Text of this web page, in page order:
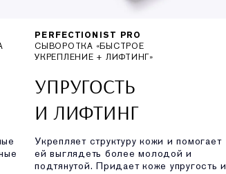
PERFECTIONIST PRO
СЫВОРОТКА «БЫСТРОЕ
УКРЕПЛЕНИЕ + ЛИФТИНГ»
УПРУГОСТЬ
И ЛИФТИНГ
Укрепляет структуру кожи и помогает
ей выглядеть более молодой и
подтянутой. Придает коже упругость и